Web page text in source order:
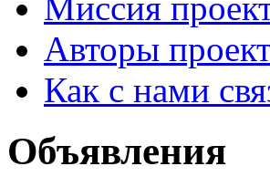
Авторы
Как с нами
Объявления